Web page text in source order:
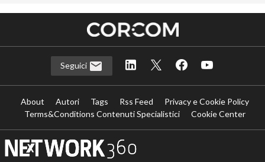
Seguici
About Autori Tags Rss Feed
Privacy e Cookie Policy
Terms&Conditions Contenuti Specialistici
Cookie Center